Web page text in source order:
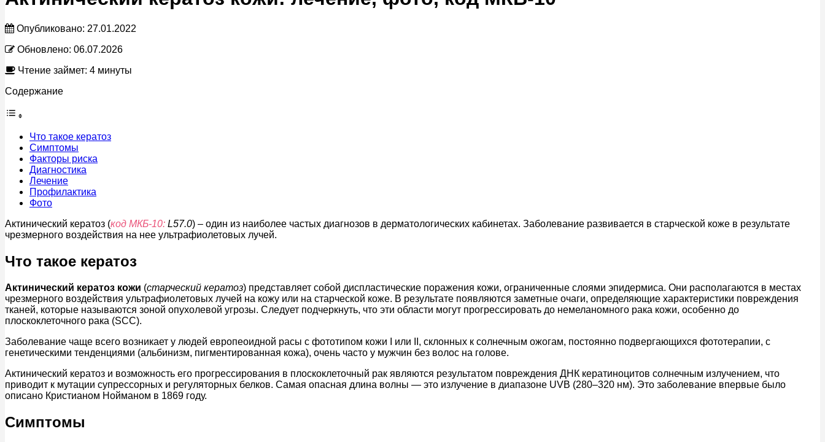
Опубликовано: 27.01.2022
Обновлено: 06.07.2026
Чтение займет: 4 минуты
Содержание
Что такое кератоз
Симптомы
Факторы риска
Диагностика
Лечение
Профилактика
Фото
Актинический кератоз (код МКБ-10: L57.0) – один из наиболее частых диагнозов в дерматологических кабинетах. Заболевание развивается в старческой коже в результате
чрезмерного воздействия на нее ультрафиолетовых лучей.
Что такое кератоз
Актинический кератоз кожи (старческий кератоз) представляет собой диспластические поражения кожи, ограниченные слоями эпидермиса. Они располагаются в местах
чрезмерного воздействия ультрафиолетовых лучей на кожу или на старческой коже. В результате появляются заметные очаги, определяющие характеристики повреждения
тканей, которые называются зоной опухолевой угрозы. Следует подчеркнуть, что эти области могут прогрессировать до немеланомного рака кожи, особенно до
плоскоклеточного рака (SCC).
Заболевание чаще всего возникает у людей европеоидной расы с фототипом кожи I или II, склонных к солнечным ожогам, постоянно подвергающихся фототерапии, с
генетическими тенденциями (альбинизм, пигментированная кожа), очень часто у мужчин без волос на голове.
Актинический кератоз и возможность его прогрессирования в плоскоклеточный рак являются результатом повреждения ДНК кератиноцитов солнечным излучением, что
приводит к мутации супрессорных и регуляторных белков. Самая опасная длина волны — это излучение в диапазоне UVB (280–320 нм). Это заболевание впервые было
описано Кристианом Нойманом в 1869 году.
Симптомы